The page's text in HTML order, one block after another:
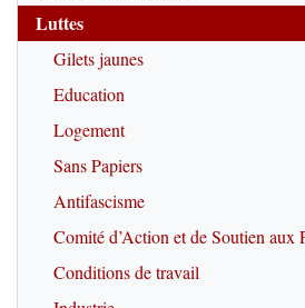
Luttes
Gilets jaunes
Education
Logement
Sans Papiers
Antifascisme
Comité d’Action et de Soutien aux
Conditions de travail